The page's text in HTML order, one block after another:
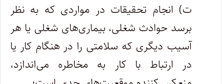
ت) انجام تحقیقات در مواردی که به نظر
برسد حوادث شغلی، بیماری‌های شغلی یا هر
آسیب‌ دیگری که سلامتی را در هنگام کار یا
در ارتباط با کار به مخاطره می‌اندازد،